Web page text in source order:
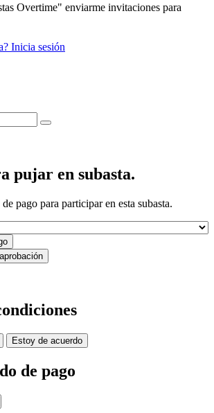
Overtime" enviarme invitaciones para
Inicia sesión
pujar en subasta.
pago para participar en esta subasta.
Estoy de acuerdo
de pago